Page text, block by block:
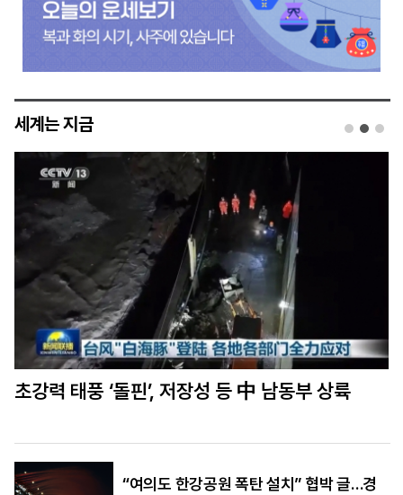
세계는 지금
美상원, 트럼프 개인 변호사 토드 블랜치 법무장
“여의도 한강공원 폭탄 설치” 협박 글…경